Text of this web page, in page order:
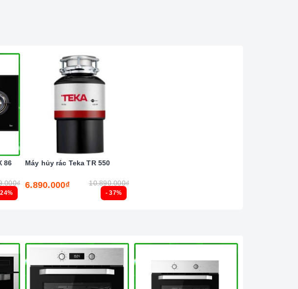
dụng không
và luôn bận
ăn của gia
86
- 37%
Máy hủy rác Teka TR 550
6.890.000₫ 10.890.000₫